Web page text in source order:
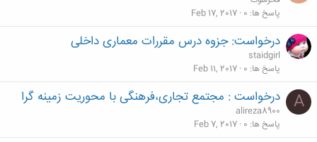
پاسخ ها 0
Feb 17, 2017
درخواست: جزوه درس مقررات معماری داخلی
staidgirl
پاسخ ها 0
Feb 11, 2017
A درخواست : مجتمع تجاری،فرهنگی با محوریت زمینه گرا
alireza8900
پاسخ ها 0
Feb 7, 2017